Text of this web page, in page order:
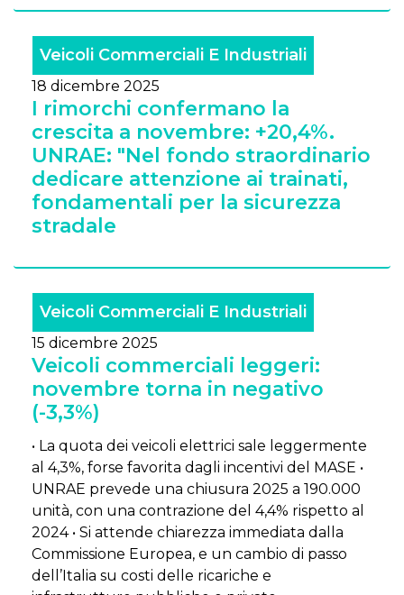
Veicoli Commerciali E Industriali
18 dicembre 2025
I rimorchi confermano la
crescita a novembre: +20,4%.
UNRAE: "Nel fondo straordinario
dedicare attenzione ai trainati,
fondamentali per la sicurezza
stradale
Veicoli Commerciali E Industriali
15 dicembre 2025
Veicoli commerciali leggeri:
novembre torna in negativo
(-3,3%)
• La quota dei veicoli elettrici sale leggermente
al 4,3%, forse favorita dagli incentivi del MASE •
UNRAE prevede una chiusura 2025 a 190.000
unità, con una contrazione del 4,4% rispetto al
2024 • Si attende chiarezza immediata dalla
Commissione Europea, e un cambio di passo
dell’Italia su costi delle ricariche e